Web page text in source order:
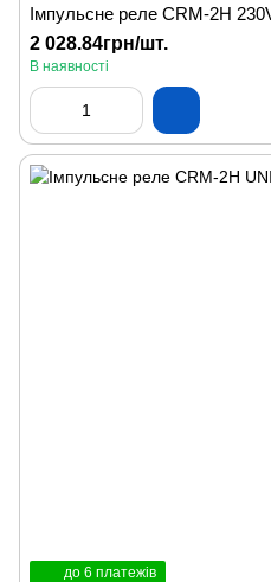
Імпульсне реле CRM-2H
2 028.84грн/шт.
В наявності
до 6 платежів